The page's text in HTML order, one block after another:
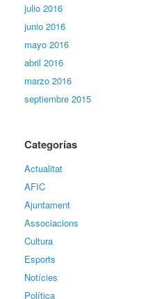
julio 2016
junio 2016
mayo 2016
abril 2016
marzo 2016
septiembre 2015
Categorías
Actualitat
AFIC
Ajuntament
Associacions
Cultura
Esports
Notícies
Política